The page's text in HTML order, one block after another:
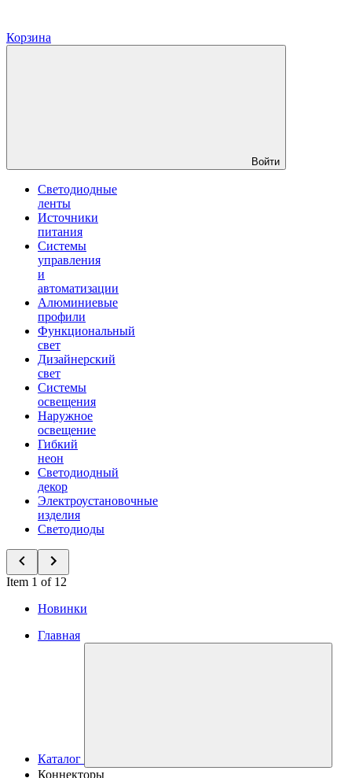
Корзина
Войти
Светодиодные
ленты
Источники
питания
Системы
управления
и
автоматизации
Алюминиевые
профили
Функциональный
свет
Дизайнерский
свет
Системы
освещения
Наружное
освещение
Гибкий
неон
Светодиодный
декор
Электроустановочные
изделия
Светодиоды
Item 1 of 12
Новинки
Главная
Каталог
Коннекторы